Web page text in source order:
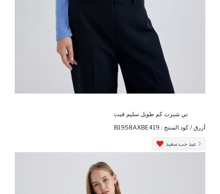
تي شيرت كم طويل سليم فيت
أزرق / كود المنتج : B1958AXBE419